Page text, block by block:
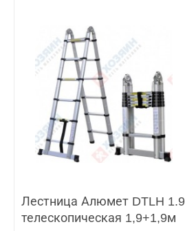
Лестница Алюмет DTLH 1.9
телескопическая 1,9+1,9м